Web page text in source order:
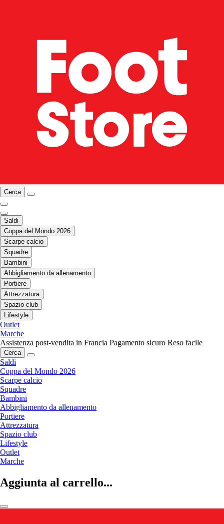
Cerca
Saldi
Coppa del Mondo 2026
Scarpe calcio
Squadre
Bambini
Abbigliamento da allenamento
Portiere
Attrezzatura
Spazio club
Lifestyle
Outlet
Marche
Assistenza post-vendita in Francia Pagamento sicuro Reso facile
Cerca
Saldi
Coppa del Mondo 2026
Scarpe calcio
Squadre
Bambini
Abbigliamento da allenamento
Portiere
Attrezzatura
Spazio club
Lifestyle
Outlet
Marche
Aggiunta al carrello...